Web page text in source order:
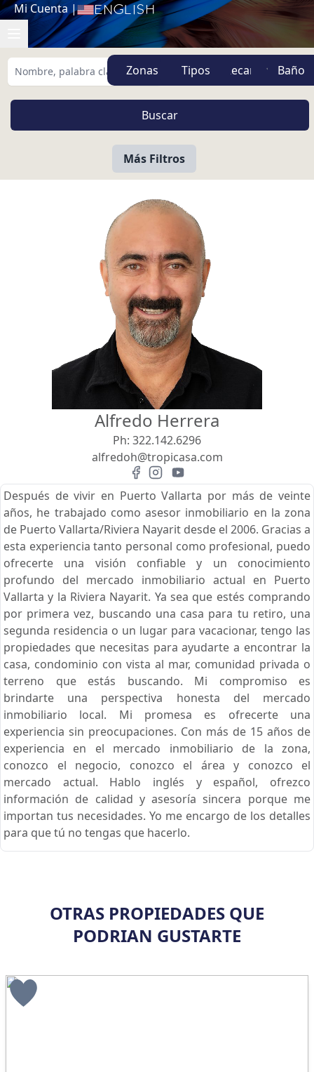
Mi Cuenta | English
Zonas Tipos
Más Filtros
Vista
Pie de Playa Buscar usando:
USD MXN
Menor Precio Primero
Alfredo Herrera
Ph: 322.142.6296
alfredoh@tropicasa.com
Después de vivir en Puerto Vallarta por más de veinte
años, he trabajado como asesor inmobiliario en la zona
de Puerto Vallarta/Riviera Nayarit desde el 2006. Gracias a
esta experiencia tanto personal como profesional, puedo
ofrecerte una visión confiable y un conocimiento
profundo del mercado inmobiliario actual en Puerto
Vallarta y la Riviera Nayarit. Ya sea que estés comprando
por primera vez, buscando una casa para tu retiro, una
segunda residencia o un lugar para vacacionar, tengo las
propiedades que necesitas para ayudarte a encontrar la
casa, condominio con vista al mar, comunidad privada o
terreno que estás buscando. Mi compromiso es
brindarte una perspectiva honesta del mercado
inmobiliario local. Mi promesa es ofrecerte una
experiencia sin preocupaciones. Con más de 15 años de
experiencia en el mercado inmobiliario de la zona,
conozco el negocio, conozco el área y conozco el
mercado actual. Hablo inglés y español, ofrezco
información de calidad y asesoría sincera porque me
importan tus necesidades. Yo me encargo de los detalles
para que tú no tengas que hacerlo.
OTRAS PROPIEDADES QUE
PODRIAN GUSTARTE